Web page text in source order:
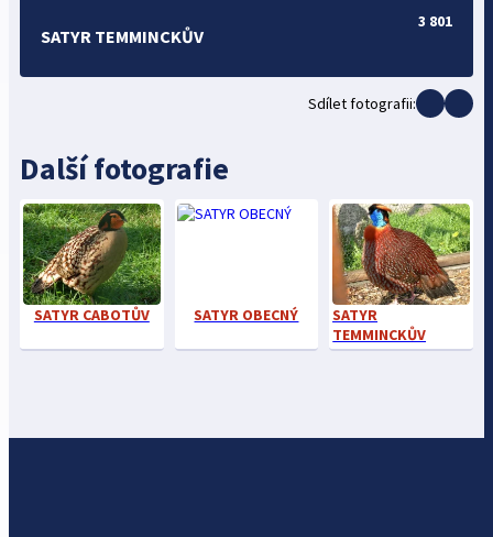
SATYR TEMMINCKŮV
3 801
Sdílet fotografii:
Další fotografie
SATYR CABOTŮV SATYR OBECNÝ
SATYR
TEMMINCKŮV